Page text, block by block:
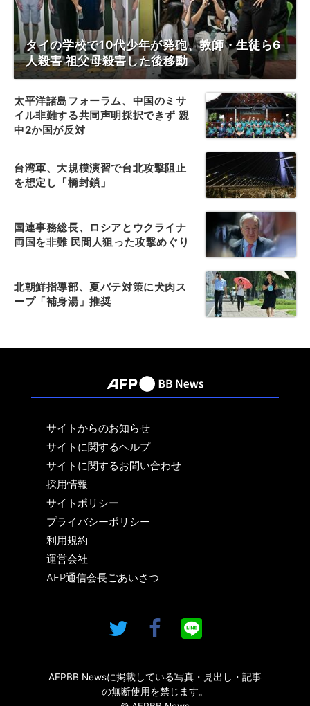
タイの学校で10代少年が発砲、教師・生徒ら6
人殺害 祖父母殺害した後移動
太平洋諸島フォーラム、中国のミサ
イル非難する共同声明採択できず 親
中2か国が反対
台湾軍、大規模演習で台北攻撃阻止
を想定し「橋封鎖」
国連事務総長、ロシアとウクライナ
両国を非難 民間人狙った攻撃めぐり
北朝鮮指導部、夏バテ対策に犬肉ス
ープ「補身湯」推奨
サイトからのお知らせ
サイトに関するヘルプ
サイトに関するお問い合わせ
採用情報
サイトポリシー
プライバシーポリシー
利用規約
運営会社
AFP通信会長ごあいさつ
AFPBB Newsに掲載している写真・見出し・記事
の無断使用を禁じます。